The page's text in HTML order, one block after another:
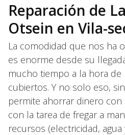
Reparación de
Otsein en Vila-
La comodidad que nos ha
es enorme desde su
mucho tiempo a la hora de
cubiertos. Y no solo eso,
permite ahorrar dinero
con la tarea de fregar a
recursos (electricidad,